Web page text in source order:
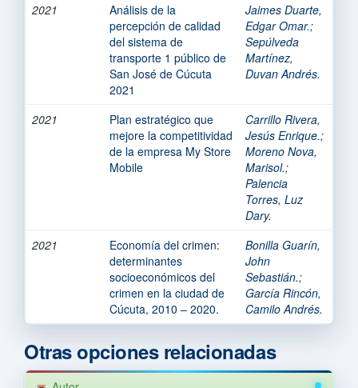
2021
Análisis de la
percepción de calidad
del sistema de
transporte 1 público de
San José de Cúcuta
2021
Jaimes Duarte,
Edgar Omar.;
Sepúlveda
Martínez,
Duvan Andrés.
2021
Plan estratégico que
mejore la competitividad
de la empresa My Store
Mobile
Carrillo Rivera,
Jesús Enrique.;
Moreno Nova,
Marisol.;
Palencia
Torres, Luz
Dary.
2021
Economía del crimen:
determinantes
socioeconómicos del
crimen en la ciudad de
Cúcuta, 2010 – 2020.
Bonilla Guarín,
John
Sebastián.;
García Rincón,
Camilo Andrés.
Otras opciones relacionadas